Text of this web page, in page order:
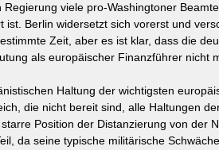
viele pro-Washingtoner
ist. Berlin widersetzt sich vorerst und
Zeit, aber es ist klar, dass die
als europäischer Finanzführer nicht
Haltung der wichtigsten
die nicht bereit sind, alle Haltungen
Position der Distanzierung von der
da seine typische militärische